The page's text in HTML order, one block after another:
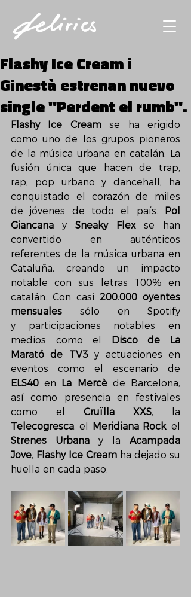
Flashy Ice Cream i
Ginestà estrenan nuevo
single "Perdent el rumb".
Flashy Ice Cream se ha erigido
como uno de los grupos pioneros
de la música urbana en catalán. La
fusión única que hacen de trap,
rap, pop urbano y dancehall, ha
conquistado el corazón de miles
de jóvenes de todo el país.
Pol
Giancana y Sneaky Flex se han
convertido en auténticos
referentes de la música urbana en
Cataluña, creando un impacto
notable con sus letras 100% en
catalán. Con casi 200.000 oyentes
mensuales sólo en Spotify
y participaciones notables en
medios como el
Disco de La
Marató de TV3 y actuaciones en
ELS40 en La Mercè de Barcelona,
así como presencia en festivales
como el Cruïlla XXS
Telecogresca, el Meridiana Rock
Strenes Urbana y la Acampada
Jove, Flashy Ice Cream ha dejado su
huella en cada paso.